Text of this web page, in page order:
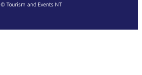
© Tourism and Events NT